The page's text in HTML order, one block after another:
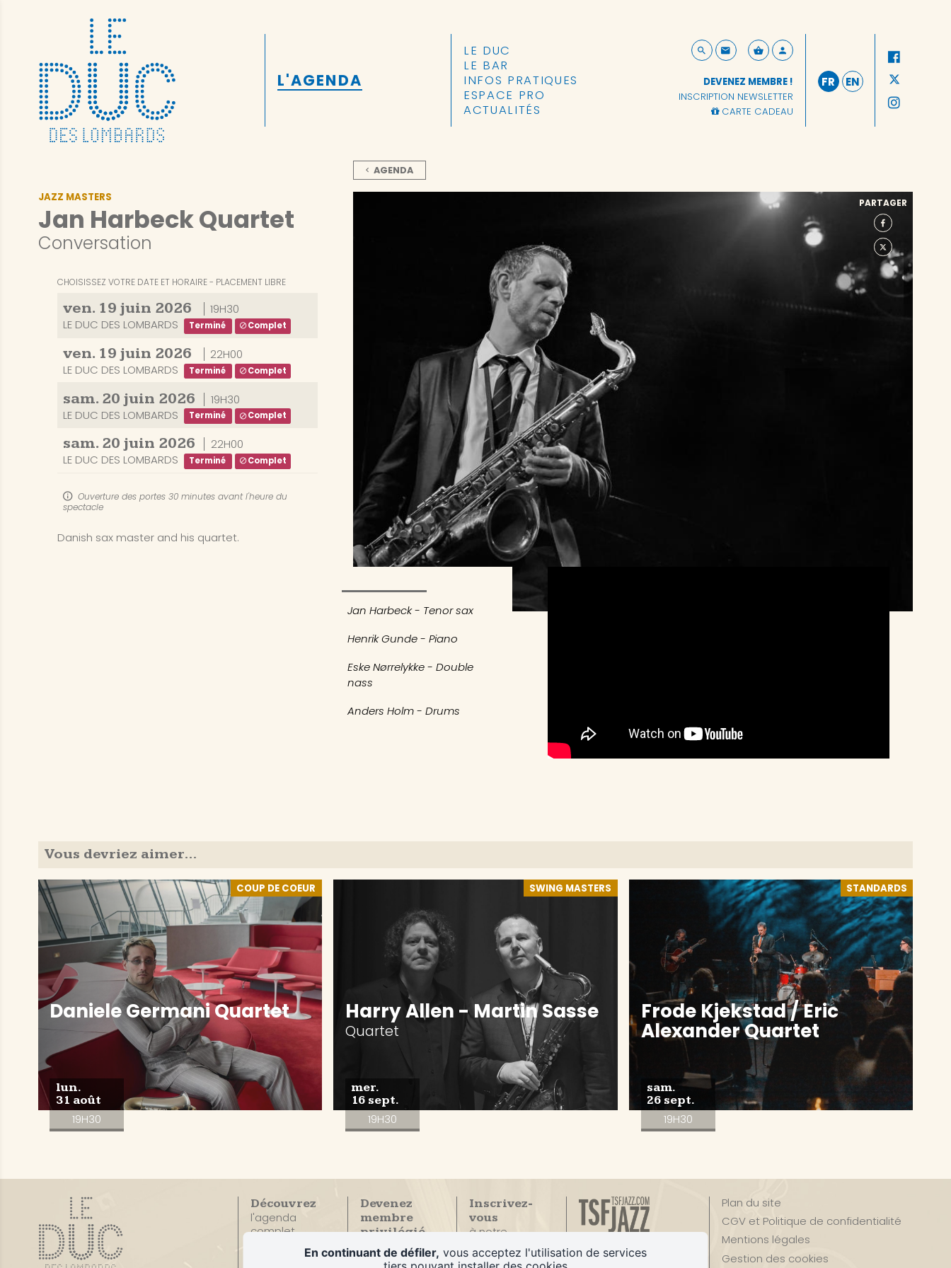
L'AGENDA
LE DUC
LE BAR
INFOS PRATIQUES
ESPACE PRO
ACTUALITÉS
DEVENEZ MEMBRE !
INSCRIPTION NEWSLETTER
CARTE CADEAU
FR EN
AGENDA
JAZZ MASTERS
Jan Harbeck Quartet
Conversation
CHOISISSEZ VOTRE DATE ET HORAIRE PLACEMENT LIBRE
ven. 19 juin 2026
19H30
LE DUC DES LOMBARDS
Terminé Complet
ven. 19 juin 2026
22H00
LE DUC DES LOMBARDS
Terminé Complet
sam. 20 juin 2026
19H30
LE DUC DES LOMBARDS
Terminé Complet
sam. 20 juin 2026
22H00
LE DUC DES LOMBARDS
Terminé Complet
Ouverture des portes 30 minutes avant l'heure du
spectacle
Danish sax master and his quartet.
PARTAGER
Jan Harbeck - Tenor sax
Henrik Gunde - Piano
Eske Nørrelykke - Double
nass
Anders Holm - Drums
Vous devriez aimer…
COUP DE COEUR
Daniele Germani Quartet
lun.
31 août
19H30
SWING MASTERS
Harry Allen - Martin Sasse
Quartet
mer.
16 sept.
19H30
STANDARDS
Frode Kjekstad / Eric
Alexander Quartet
sam.
26 sept.
19H30
Découvrez
l'agenda
complet
Devenez
membre
privilégié
du Duc des
Lombards
Inscrivez-
vous
à notre
radio
Plan du site
CGV et Politique de confidentialité
Mentions légales
Gestion des cookies
En continuant de défiler, vous acceptez l'utilisation de services